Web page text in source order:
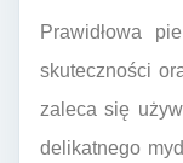
Prawidłowa
skuteczności
zaleca się
delikatnego